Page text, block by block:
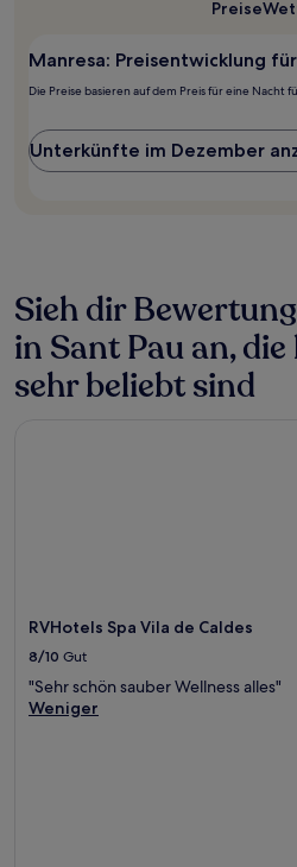
von
2 Erwachsenen
wurde.
Preise
und
können
zusätzliche
Bedingungen
gelten.
Preise
Manresa: Preisentwicklung
Die Preise basieren auf dem Preis für eine Nacht
Unterkünfte im Dezember
Sieh dir
in Sant Pau an,
sehr beliebt sind
RVHotels Spa Vila de Caldes
8/10 Gut
"Sehr schön sauber Wellness alles"
Weniger